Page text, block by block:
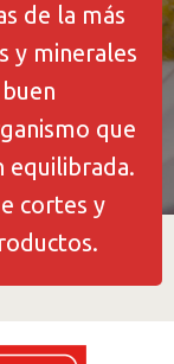
de la más
y minerales
que
equilibrada.
cortes y